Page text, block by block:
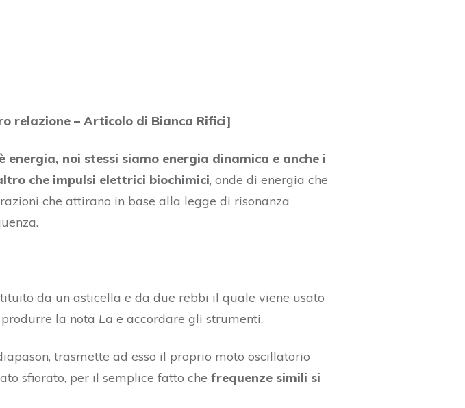
relazione – Articolo di Bianca Rifici]
energia, noi stessi siamo energia dinamica e anche i
che impulsi elettrici biochimici, onde di energia che
che attirano in base alla legge di risonanza
da un asticella e da due rebbi il quale viene usato
la nota La e accordare gli strumenti.
trasmette ad esso il proprio moto oscillatorio
sfiorato, per il semplice fatto che frequenze simili si